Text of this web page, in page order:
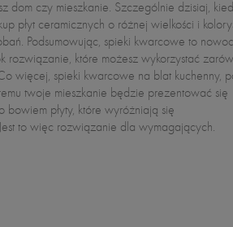
dom czy mieszkanie. Szczególnie dzisiaj,
płyt ceramicznych o różnej wielkości i
to więc rozwiązanie dla wymagających.